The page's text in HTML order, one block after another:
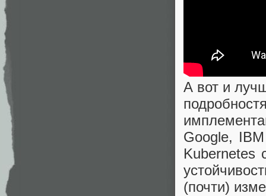
А вот и
Google,
Kubernetes
(почти)